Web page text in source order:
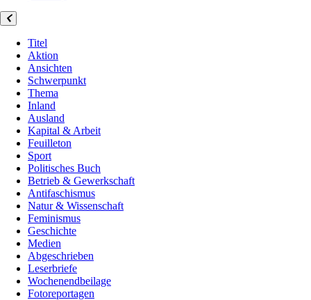
Titel
Aktion
Ansichten
Schwerpunkt
Thema
Inland
Ausland
Kapital & Arbeit
Feuilleton
Sport
Politisches Buch
Betrieb & Gewerkschaft
Antifaschismus
Natur & Wissenschaft
Feminismus
Geschichte
Medien
Abgeschrieben
Leserbriefe
Wochenendbeilage
Fotoreportagen